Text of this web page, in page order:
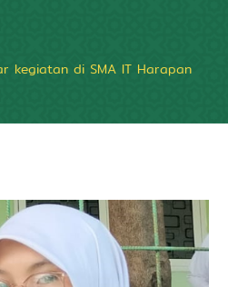
kegiatan di SMA IT Harapan